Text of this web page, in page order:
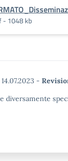
- 1048 kb
14.07.2023 -
diversamente